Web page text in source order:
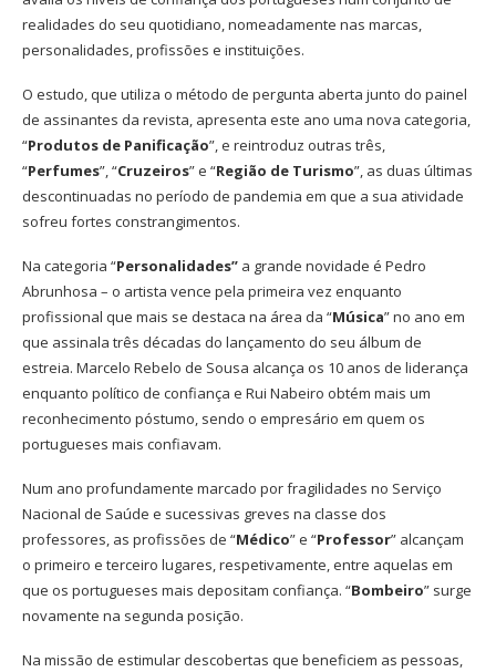
realidades do seu quotidiano, nomeadamente nas marcas,
personalidades, profissões e instituições.
O estudo, que utiliza o método de pergunta aberta junto do painel
de assinantes da revista, apresenta este ano uma nova categoria,
“Produtos de Panificação”, e reintroduz outras três,
“Perfumes”, “Cruzeiros” e “Região de Turismo”, as duas últimas
descontinuadas no período de pandemia em que a sua atividade
sofreu fortes constrangimentos.
Na categoria “Personalidades” a grande novidade é Pedro
Abrunhosa – o artista vence pela primeira vez enquanto
profissional que mais se destaca na área da “Música” no ano em
que assinala três décadas do lançamento do seu álbum de
estreia. Marcelo Rebelo de Sousa alcança os 10 anos de liderança
enquanto político de confiança e Rui Nabeiro obtém mais um
reconhecimento póstumo, sendo o empresário em quem os
portugueses mais confiavam.
Num ano profundamente marcado por fragilidades no Serviço
Nacional de Saúde e sucessivas greves na classe dos
professores, as profissões de “Médico” e “Professor” alcançam
o primeiro e terceiro lugares, respetivamente, entre aquelas em
que os portugueses mais depositam confiança. “Bombeiro” surge
novamente na segunda posição.
Na missão de estimular descobertas que beneficiem as pessoas,